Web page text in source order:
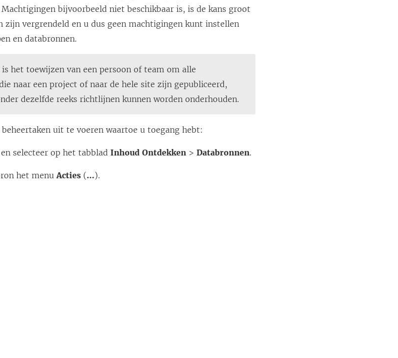
bijvoorbeeld niet beschikbaar is, is de kans groot
zijn vergrendeld en u dus geen machtigingen kunt instellen
en databronnen.
het toewijzen van een persoon of team om alle
naar een project of naar de hele site zijn gepubliceerd,
dezelfde reeks richtlijnen kunnen worden onderhouden.
uit te voeren waartoe u toegang hebt:
selecteer op het tabbladInhoud Ontdekken >Databronnen.
het menuActies (…).